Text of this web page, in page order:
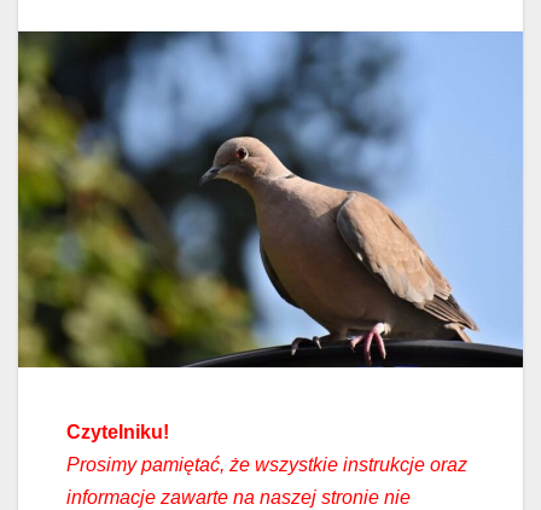
Czytelniku!
Prosimy pamiętać, że wszystkie instrukcje oraz
informacje zawarte na naszej stronie nie